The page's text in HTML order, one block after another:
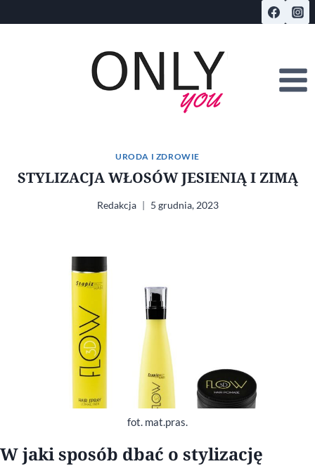
do
URODA I ZDROWIE
STYLIZACJA WŁOSÓW JESIENIĄ I ZIMĄ
Redakcja 5 grudnia, 2023
fot. mat.pras.
W jaki sposób dbać o stylizację